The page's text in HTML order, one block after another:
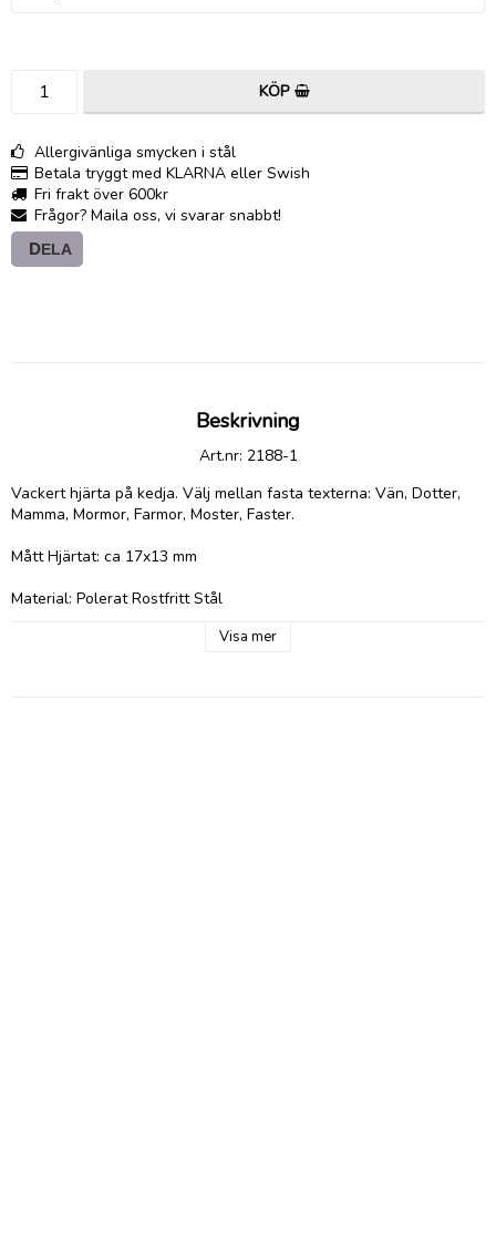
KÖP
Allergivänliga smycken i stål
Betala tryggt med KLARNA eller Swish
Fri frakt över 600kr
Frågor? Maila oss, vi svarar snabbt!
DELA
Beskrivning
Art.nr: 2188-1
Vackert hjärta på kedja. Välj mellan fasta texterna: Vän, Dotter,
Mamma, Mormor, Farmor, Moster, Faster.
Mått Hjärtat: ca 17x13 mm
Material: Polerat Rostfritt Stål
Visa mer